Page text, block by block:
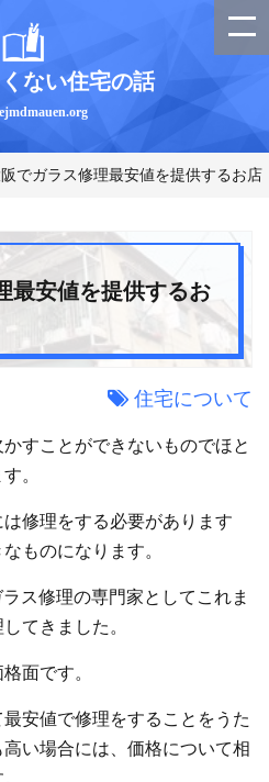
ない住宅の話
でガラス修理最安値を提供するお店
最安値を提供するお
住宅について
すことができないものでほと
。
修理をする必要があります
ものになります。
ス修理の専門家としてこれま
てきました。
面です。
安値で修理をすることをうた
い場合には、価格について相